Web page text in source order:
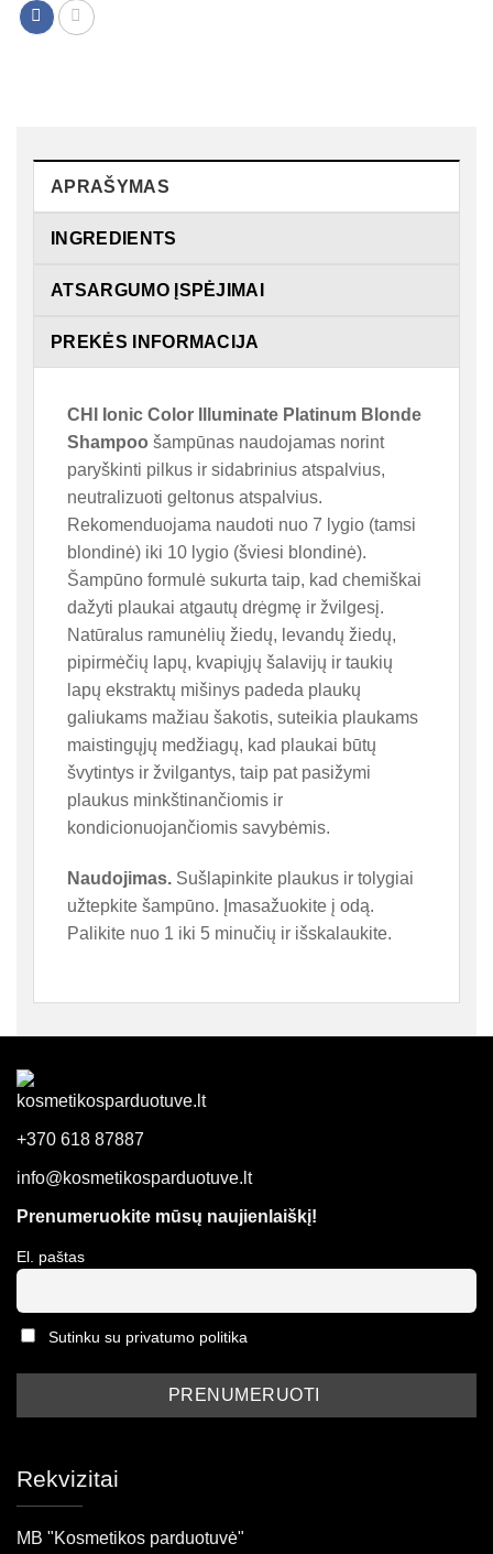
APRAŠYMAS
INGREDIENTS
ATSARGUMO ĮSPĖJIMAI
PREKĖS INFORMACIJA
CHI Ionic Color Illuminate Platinum Blonde
Shampoo šampūnas naudojamas norint
paryškinti pilkus ir sidabrinius atspalvius,
neutralizuoti geltonus atspalvius.
Rekomenduojama naudoti nuo 7 lygio (tamsi
blondinė) iki 10 lygio (šviesi blondinė).
Šampūno formulė sukurta taip, kad chemiškai
dažyti plaukai atgautų drėgmę ir žvilgesį.
Natūralus ramunėlių žiedų, levandų žiedų,
pipirmėčių lapų, kvapiųjų šalavijų ir taukių
lapų ekstraktų mišinys padeda plaukų
galiukams mažiau šakotis, suteikia plaukams
maistingųjų medžiagų, kad plaukai būtų
švytintys ir žvilgantys, taip pat pasižymi
plaukus minkštinančiomis ir
kondicionuojančiomis savybėmis.
Naudojimas. Sušlapinkite plaukus ir tolygiai
užtepkite šampūno. Įmasažuokite į odą.
Palikite nuo 1 iki 5 minučių ir išskalaukite.
+370 618 87887
info@kosmetikosparduotuve.lt
Prenumeruokite mūsų naujienlaiškį!
El. paštas
Sutinku su privatumo politika
Rekvizitai
MB "Kosmetikos parduotuvė"